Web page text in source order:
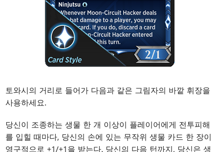
토와시의 거리로 들어가 다음과 같은 그림자의 바깥 휘장을
사용하세요.
당신이 조종하는 생물 한 개 이상이 플레이어에게 전투피해
를 입힐 때마다, 당신의 손에 있는 무작위 생물 카드 한 장이
영구적으로 +1/+1을 받는다. 당신의 다음 턴까지, 당신은 생